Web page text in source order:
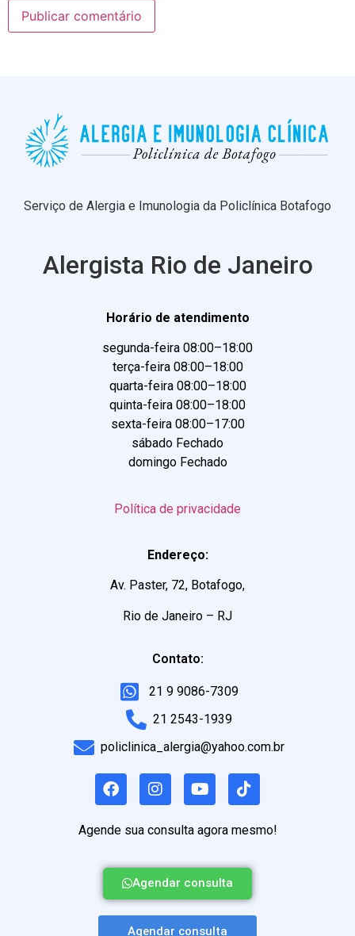
Serviço de Alergia e Imunologia da Policlínica Botafogo
Alergista Rio de Janeiro
Horário de atendimento
segunda-feira 08:00–18:00
terça-feira 08:00–18:00
quarta-feira 08:00–18:00
quinta-feira 08:00–18:00
sexta-feira 08:00–17:00
sábado Fechado
domingo Fechado
Política de privacidade
Endereço:
Av. Paster, 72, Botafogo,
Rio de Janeiro – RJ
Contato:
21 9 9086-7309
21 2543-1939
policlinica_alergia@yahoo.com.br
Agende sua consulta agora mesmo!
Agendar consulta